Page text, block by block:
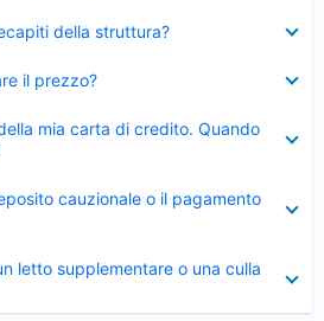
della struttura?
il prezzo?
mia carta di credito. Quando
cauzionale o il pagamento
letto supplementare o una culla